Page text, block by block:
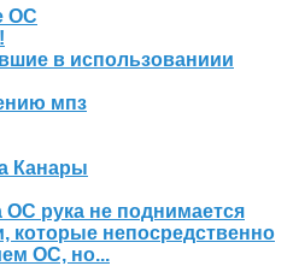
ОС
в использованиии
мпз
Канары
рука не поднимается
которые непосредственно
ОС, но...